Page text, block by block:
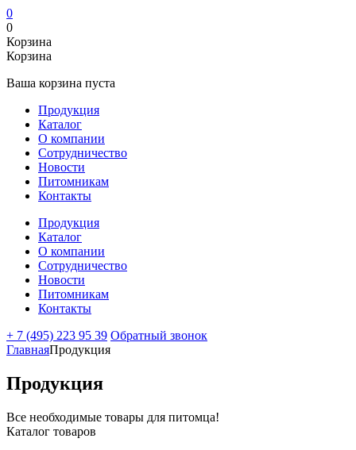
0
0
Корзина
Корзина
Ваша корзина пуста
Продукция
Каталог
О компании
Сотрудничество
Новости
Питомникам
Контакты
Продукция
Каталог
О компании
Сотрудничество
Новости
Питомникам
Контакты
+ 7 (495) 223 95 39 Обратный звонок
ГлавнаяПродукция
Продукция
Все необходимые товары для питомца!
Каталог товаров